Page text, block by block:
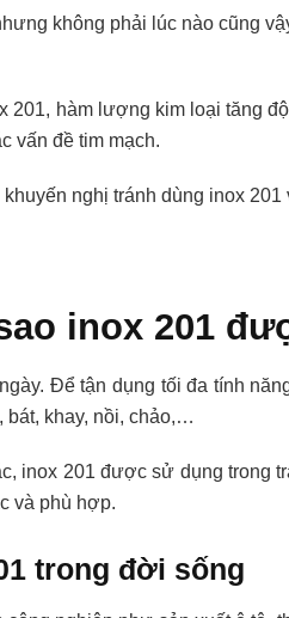
không phải lúc nào cũng
hàm lượng kim loại tăng
vấn đề tim mạch.
nghị tránh dùng inox
inox 201
Để tận dụng tối đa tính
bát, khay, nồi, chảo,…
inox 201 được sử dụng trong
và phù hợp.
trong đời sống